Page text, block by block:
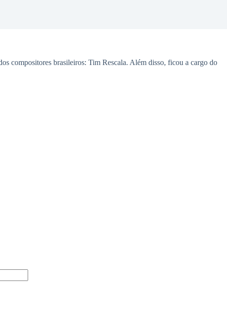
compositores brasileiros: Tim Rescala. Além disso, ficou a cargo do